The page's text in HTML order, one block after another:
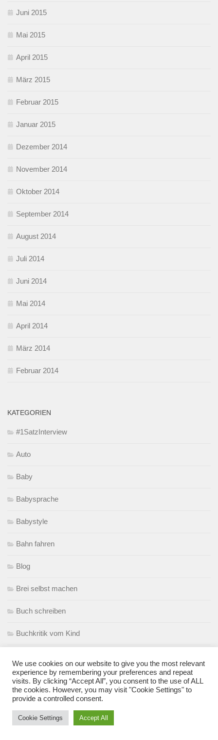
Juni 2015
Mai 2015
April 2015
März 2015
Februar 2015
Januar 2015
Dezember 2014
November 2014
Oktober 2014
September 2014
August 2014
Juli 2014
Juni 2014
Mai 2014
April 2014
März 2014
Februar 2014
KATEGORIEN
#1SatzInterview
Auto
Baby
Babysprache
Babystyle
Bahn fahren
Blog
Brei selbst machen
Buch schreiben
Buchkritik vom Kind
Elternzeit
Erfahrungen
Erlebnisse
We use cookies on our website to give you the most relevant
experience by remembering your preferences and repeat
visits. By clicking “Accept All”, you consent to the use of ALL
the cookies. However, you may visit "Cookie Settings" to
provide a controlled consent.
Cookie Settings Accept All